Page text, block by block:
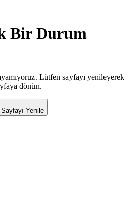
Bir Durum
Lütfen sayfayı yenileyerek
dönün.
Sayfayı Yenile